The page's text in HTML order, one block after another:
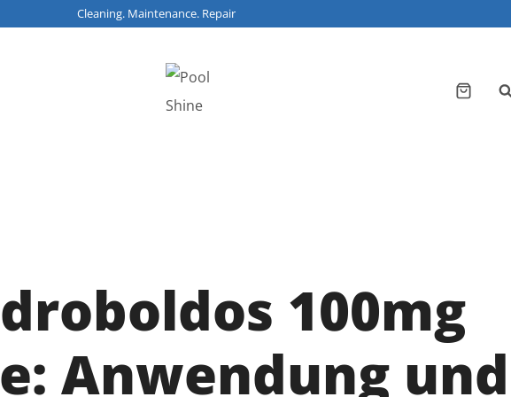
Cleaning. Maintenance. Repair
100mg
Anwendung und